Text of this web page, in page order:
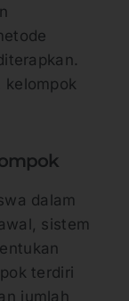
kelompok
dalam
sistem
terdiri
jumlah